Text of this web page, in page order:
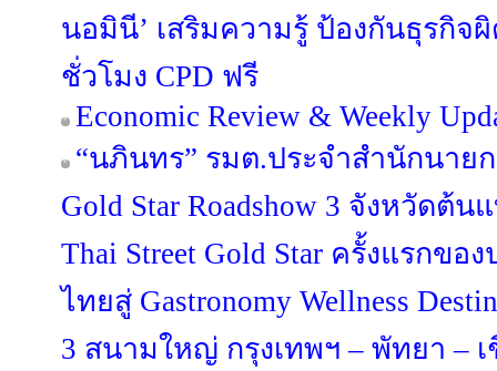
นอมินี’ เสริมความรู้ ป้องกันธุรกิ
ชั่วโมง CPD ฟรี
Economic Review & Weekly
“นภินทร” รมต.ประจำสำนักนาย
Gold Star Roadshow 3 จังหวัดต้
Thai Street Gold Star ครั้งแรกข
ไทยสู่ Gastronomy Wellness
3 สนามใหญ่ กรุงเทพฯ – พัทยา –